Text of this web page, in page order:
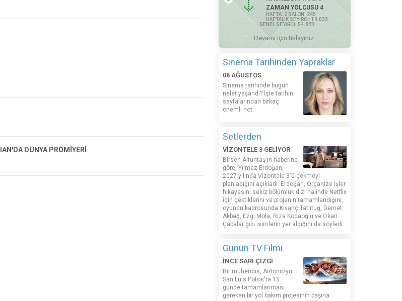
DÜNYA PRÖMİYERİ
ZAMAN YOLCUSU 4
HAFTA: 2 SALON: 245
HAFTALIK SEYİRCİ: 10.033
GENEL SEYİRCİ: 54.873
Devamı için tıklayınız.
Sinema Tarihinden Yapraklar
06 AĞUSTOS
Sinema tarihinde bugün
neler yaşandı? İşte tarihin
sayfalarından birkaç
önemli not:
Setlerden
VİZONTELE 3 GELİYOR
Birsen Altuntaş'ın haberine
göre, Yılmaz Erdoğan,
2027 yılında Vizontele 3'ü çekmeyi
planladığını açıkladı. Erdoğan, Organize İşler
hikayesini sekiz bölümlük dizi halinde Netflix
için çektiklerini ve projenin tamamlandığını,
oyuncu kadrosunda Kıvanç Tatlıtuğ, Demet
Akbağ, Ezgi Mola, Rıza Kocaoğlu ve Okan
Çabalar gibi isimlerin yer aldığını da söyledi.
Günün TV Filmi
İNCE SARI ÇİZGİ
Bir mühendis, Antonio'yu
San Luis Potos'ta 15
günde tamamlanması
gereken bir yol bakım projesinin başına